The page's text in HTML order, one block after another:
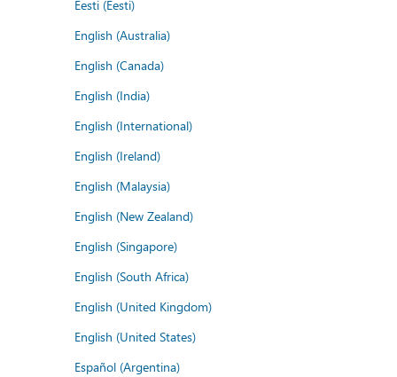
Eesti (Eesti)
English (Australia)
English (Canada)
English (India)
English (International)
English (Ireland)
English (Malaysia)
English (New Zealand)
English (Singapore)
English (South Africa)
English (United Kingdom)
English (United States)
Español (Argentina)